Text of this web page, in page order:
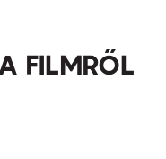
FILMRŐL